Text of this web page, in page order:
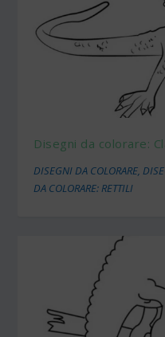
Disegni da colorare:
DISEGNI DA COLORARE,
DA COLORARE: RETTILI